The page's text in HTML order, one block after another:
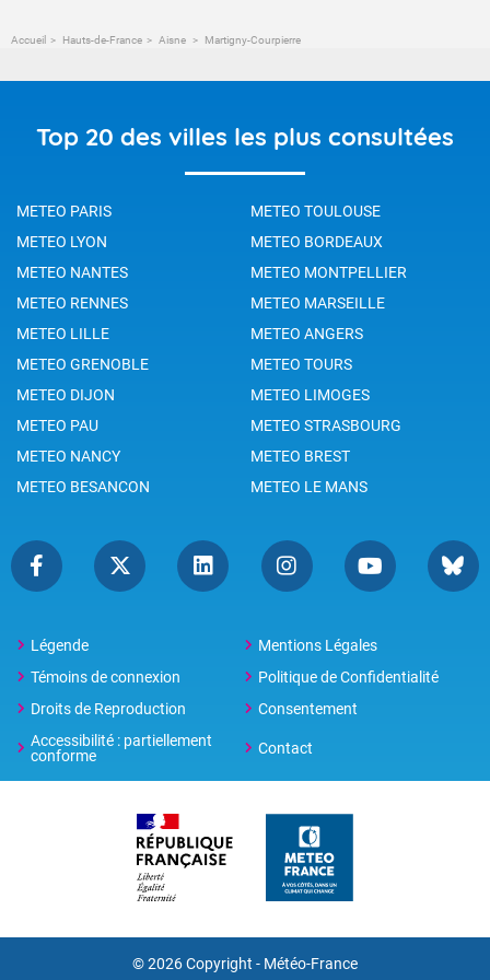
Accueil Hauts-de-France Aisne Martigny-Courpierre
Top 20 des villes les plus consultées
METEO PARIS
METEO TOULOUSE
METEO LYON
METEO BORDEAUX
METEO NANTES
METEO MONTPELLIER
METEO RENNES
METEO MARSEILLE
METEO LILLE
METEO ANGERS
METEO GRENOBLE
METEO TOURS
METEO DIJON
METEO LIMOGES
METEO PAU
METEO STRASBOURG
METEO NANCY
METEO BREST
METEO BESANCON
METEO LE MANS
Légende
Mentions Légales
Témoins de connexion
Politique de Confidentialité
Droits de Reproduction
Consentement
Accessibilité : partiellement
conforme
Contact
© 2026 Copyright - Météo-France